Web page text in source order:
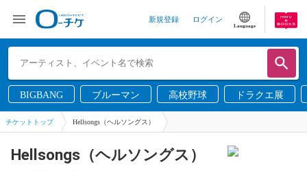
新規登録 ログイン
Language
BIGBANG ブルーマン 高校野球 ドラクエ展
チケットトップ Hellsongs（ヘルソングス）
Hellsongs（ヘルソングス）